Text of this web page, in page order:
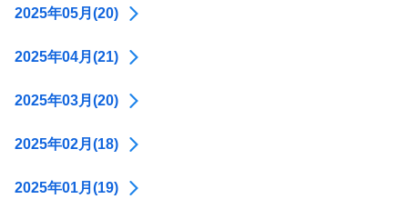
2025年05月(20)
2025年04月(21)
2025年03月(20)
2025年02月(18)
2025年01月(19)